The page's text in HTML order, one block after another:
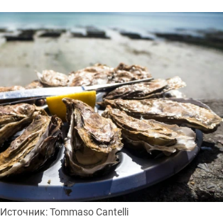
Источник: Tommaso Cantelli